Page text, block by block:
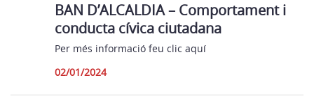
BAN D’ALCALDIA – Comportament i
conducta cívica ciutadana
Per més informació feu clic aquí
02/01/2024